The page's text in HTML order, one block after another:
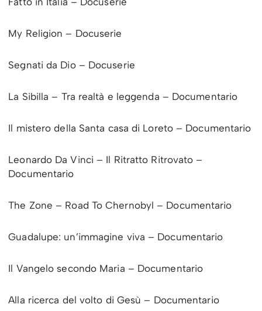
My Religion – Docuserie
Segnati da Dio – Docuserie
La Sibilla – Tra realtà e leggenda – Documentario
Il mistero della Santa casa di Loreto – Documentario
Leonardo Da Vinci – Il Ritratto Ritrovato –
Documentario
The Zone – Road To Chernobyl – Documentario
Guadalupe: un’immagine viva – Documentario
Il Vangelo secondo Maria – Documentario
Alla ricerca del volto di Gesù – Documentario